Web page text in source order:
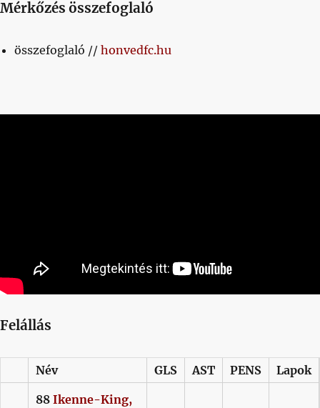
Mérkőzés összefoglaló
összefoglaló // honvedfc.hu
Felállás
Név GLS AST PENS Lapok
88 Ikenne-King,